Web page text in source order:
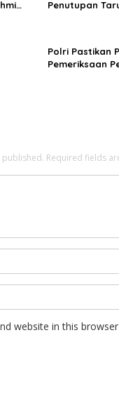
Penutupan
Polri Pastikan
Pemeriksaan
Required fields
website in this